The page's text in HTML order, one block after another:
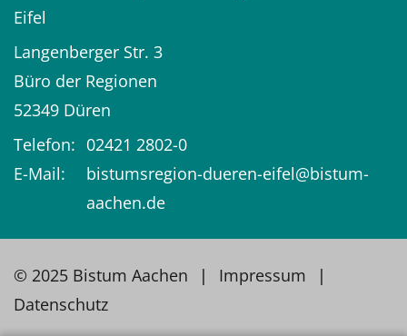
Eifel
Langenberger Str. 3
Büro der Regionen
52349 Düren
Telefon: 02421 2802-0
E-Mail:
bistumsregion-dueren-eifel@bistum-
aachen.de
© 2025 Bistum Aachen
Impressum
Datenschutz